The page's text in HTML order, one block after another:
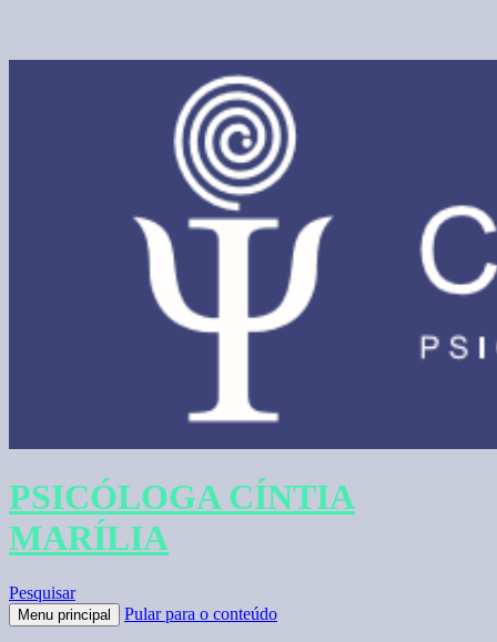
PSICÓLOGA CÍNTIA
MARÍLIA
Pesquisar
Menu principal Pular para o conteúdo